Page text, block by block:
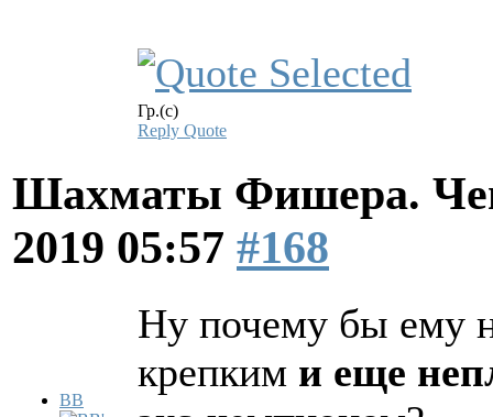
Гр.(с)
Reply Quote
Шахматы Фишера.
2019 05:57 #168
BB
Ну почему бы ему
крепким и еще